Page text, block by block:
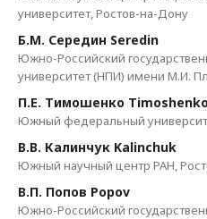
университет, Ростов-на-Дону
Б.М. Середин Seredin
Южно-Российский
университет (НПИ) имени М.И.
П.Е. Тимошенко
Южный федеральный
В.В. Калинчук Kalinchuk
Южный научный центр РАН,
В.П. Попов Popov
Южно-Российский